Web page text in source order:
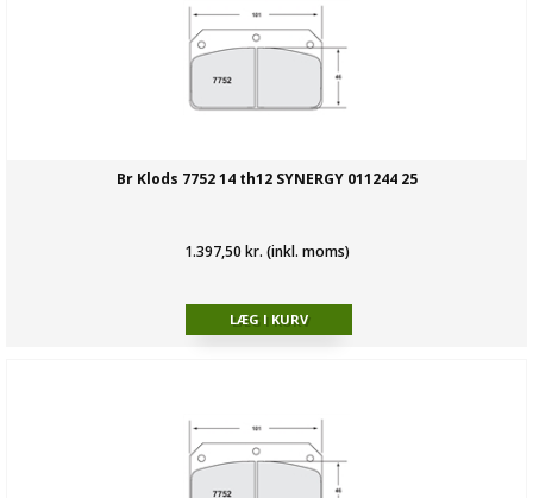
Br Klods 7752 14 th12 SYNERGY 011244 25
1.397,50 kr. (inkl. moms)